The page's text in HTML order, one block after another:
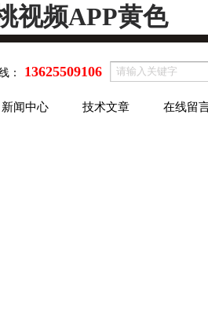
视频APP黄色
： 13625509106
新闻中心 技术文章 在线留